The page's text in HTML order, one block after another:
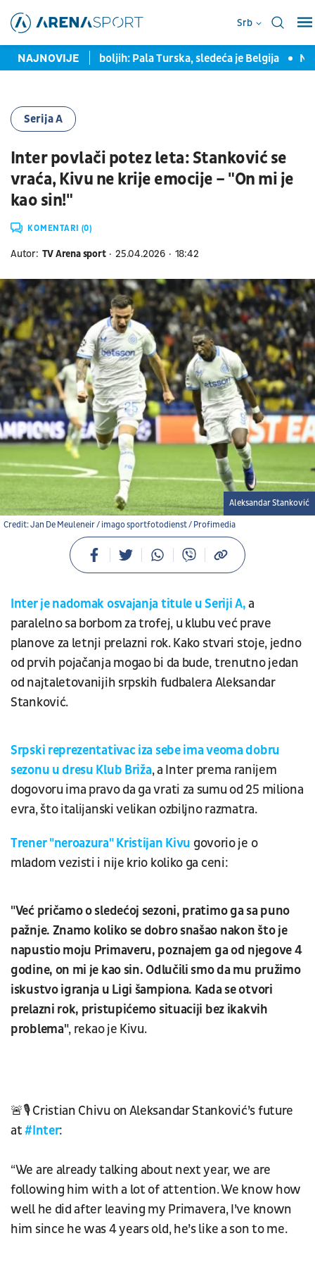
Srb
NAJNOVIJE
među osam najboljih: Pala Turska, sledeća je Belgija
Serija A
Inter povlači potez leta: Stanković se
vraća, Kivu ne krije emocije – "On mi je
kao sin!"
KOMENTARI (0)
Autor: TV Arena sport 25.04.2026 18:42
Credit: Jan De Meuleneir / imago sportfotodienst / Profimedia
Aleksandar Stanković
Inter je nadomak osvajanja titule u Seriji A,a
paralelno sa borbom za trofej, u klubu već prave
planove za letnji prelazni rok. Kako stvari stoje, jedno
od prvih pojačanja mogao bi da bude, trenutno jedan
od najtaletovanijih srpskih fudbalera Aleksandar
Stanković.
Srpski reprezentativac iza sebe ima veoma dobru
sezonu u dresu Klub Briža, a Inter prema ranijem
dogovoru ima pravo da ga vrati za sumu od 25 miliona
evra, što italijanski velikan ozbiljno razmatra.
Trener "neroazura" Kristijan Kivu govorio je o
mladom vezisti i nije krio koliko ga ceni:
"Već pričamo o sledećoj sezoni, pratimo ga sa puno
pažnje. Znamo koliko se dobro snašao nakon što je
napustio moju Primaveru, poznajem ga od njegove 4
godine, on mi je kao sin. Odlučili smo da mu pružimo
iskustvo igranja u Ligi šampiona. Kada se otvori
prelazni rok, pristupićemo situaciji bez ikakvih
problema", rekao je Kivu.
🚨🎙️ Cristian Chivu on Aleksandar Stanković’s future
at#Inter:
“We are already talking about next year, we are
following him with a lot of attention. We know how
well he did after leaving my Primavera, I’ve known
him since he was 4 years old, he’s like a son to me.